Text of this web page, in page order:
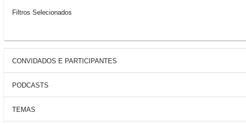
Filtros Selecionados
CONVIDADOS E PARTICIPANTES
PODCASTS
TEMAS